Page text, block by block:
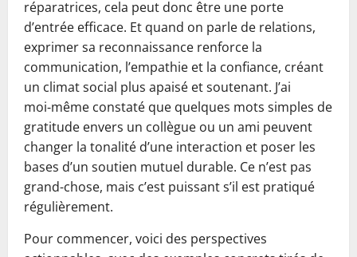
réparatrices, cela peut donc être une porte
d’entrée efficace. Et quand on parle de relations,
exprimer sa reconnaissance renforce la
communication, l’empathie et la confiance, créant
un climat social plus apaisé et soutenant. J’ai
moi‑même constaté que quelques mots simples de
gratitude envers un collègue ou un ami peuvent
changer la tonalité d’une interaction et poser les
bases d’un soutien mutuel durable. Ce n’est pas
grand-chose, mais c’est puissant s’il est pratiqué
régulièrement.
Pour commencer, voici des perspectives